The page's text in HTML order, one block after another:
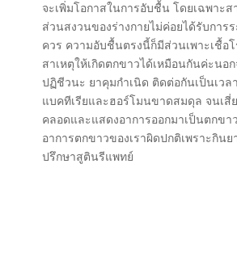
จะเพิ่มโอกาสในการอับชื้น โดยเฉพาะส
ส่วนสงวนของร่างกายไม่ค่อยได้รับการ
ควร ความอับชื้นตรงนี้ก็มีส่วนเพาะเชื้อ
สาเหตุให้เกิดตกขาวได้เหมือนกันค่ะนอ
ปฏิชีวนะ ยาคุมกำเนิด ติดต่อกันเป็นเวล
แบคทีเรียและฮอร์โมนขาดสมดุล จนเสี่
คลอดและแสดงอาการออกมาเป็นตกขา
อาการตกขาวของเราผิดปกติเพราะกิน
ปรึกษาสูตินรีแพทย์